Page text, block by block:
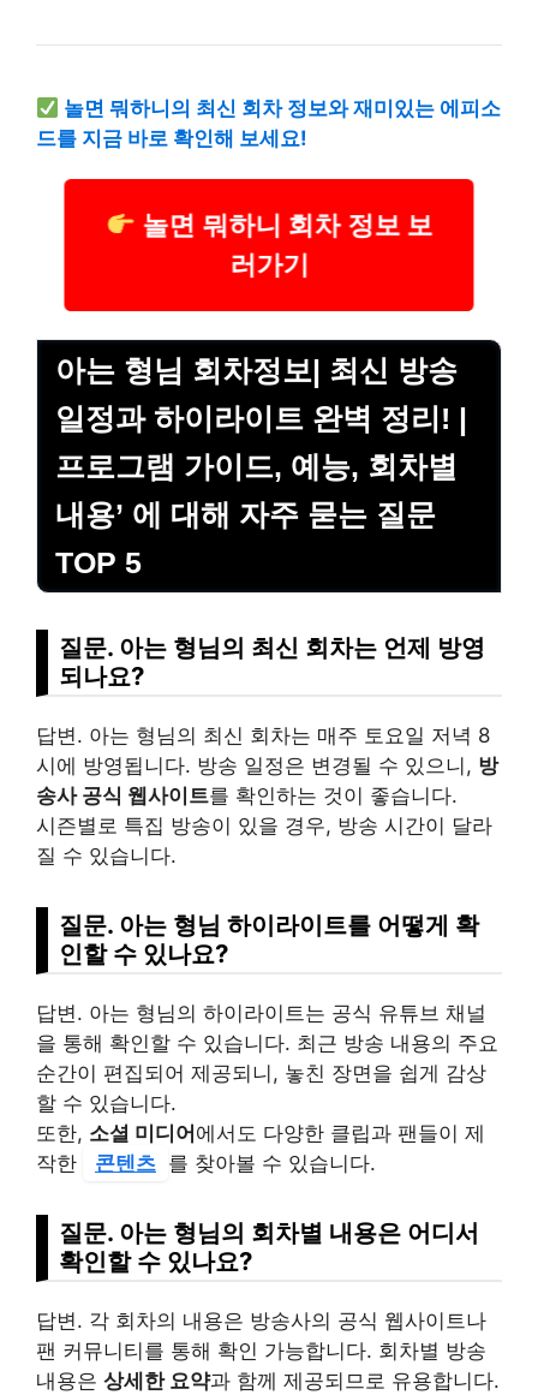
놀면 뭐하니의 최신 회차 정보와 재미있는 에피소
드를 지금 바로 확인해 보세요!
놀면 뭐하니 회차 정보 보
러가기
아는 형님 회차정보| 최신 방송
일정과 하이라이트 완벽 정리! |
프로그램 가이드, 예능, 회차별
내용’ 에 대해 자주 묻는 질문
TOP 5
질문. 아는 형님의 최신 회차는 언제 방영
되나요?
답변. 아는 형님의 최신 회차는 매주 토요일 저녁 8
시에 방영됩니다. 방송 일정은 변경될 수 있으니, 방
송사 공식 웹사이트를 확인하는 것이 좋습니다.
시즌별로 특집 방송이 있을 경우, 방송 시간이 달라
질 수 있습니다.
질문. 아는 형님 하이라이트를 어떻게 확
인할 수 있나요?
답변. 아는 형님의 하이라이트는 공식 유튜브 채널
을 통해 확인할 수 있습니다. 최근 방송 내용의 주요
순간이 편집되어 제공되니, 놓친 장면을 쉽게 감상
할 수 있습니다.
또한, 소셜 미디어 에서도 다양한 클립과 팬들이 제
작한
콘텐츠 를 찾아볼 수 있습니다.
질문. 아는 형님의 회차별 내용은 어디서
확인할 수 있나요?
답변. 각 회차의 내용은 방송사의 공식 웹사이트나
팬 커뮤니티를 통해 확인 가능합니다. 회차별 방송
내용은 상세한 요약과 함께 제공되므로 유용합니다.